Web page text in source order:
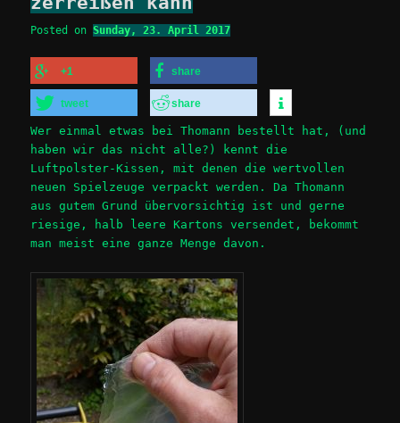
Posted onSunday, 23. April 2017
+1 share
tweet share
Wer einmal etwas bei Thomann bestellt hat, (und
haben wir das nicht alle?) kennt die
Luftpolster-Kissen, mit denen die wertvollen
neuen Spielzeuge verpackt werden. Da Thomann
aus gutem Grund übervorsichtig ist und gerne
riesige, halb leere Kartons versendet, bekommt
man meist eine ganze Menge davon.